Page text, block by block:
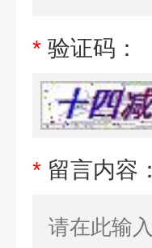
* 验证码：
* 留言内容：